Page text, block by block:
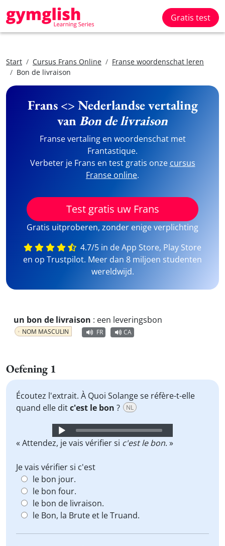
Gratis test
Start Cursus Frans Online
Franse woordenschat leren
Bon de livraison
Frans <> Nederlandse vertaling
vanBon de livraison
Franse vertaling en woordenschat met
Frantastique.
Verbeter je Frans en test gratis onze cursus
Franse online.
Test gratis uw Frans
Gratis uitproberen, zonder enige verplichting
4.7/5 in de App Store, Play Store
en op Trustpilot. Meer dan 8 miljoen studenten
wereldwijd.
un bon de livraison : een leveringsbon
NOM MASCULIN FR CA
Oefening 1
Écoutez l'extrait. À Quoi Solange se réfère-t-elle
quand elle ditc'est le bon ? NL
Audio
Player
« Attendez, je vais vérifier si c'est le bon. »
Je vais vérifier si c'est
le bon jour.
le bon four.
le bon de livraison.
le Bon, la Brute et le Truand.